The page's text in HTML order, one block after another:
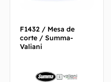
F1432 / Mesa de
corte / Summa-
Valiani